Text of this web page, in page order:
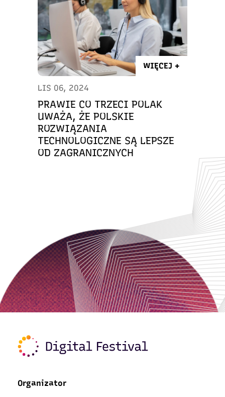
WIĘCEJ +
LIS 06, 2024
PRAWIE CO TRZECI POLAK
UWAŻA, ŻE POLSKIE
ROZWIĄZANIA
TECHNOLOGICZNE SĄ LEPSZE
OD ZAGRANICZNYCH
Organizator